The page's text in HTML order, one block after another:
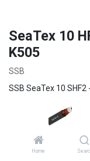
Home
SeaTex 10
K505
SSB
SSB SeaTex 10 SHF2
SeaTex 10 on
koaksiaalikaapeli,
offshore-